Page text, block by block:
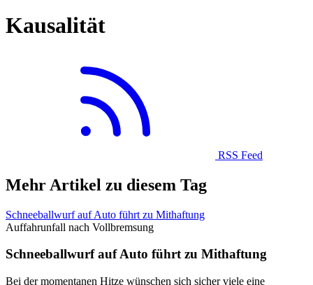
Kausalität
RSS Feed
Mehr Artikel zu diesem Tag
Schneeballwurf auf Auto führt zu Mithaftung
Auffahrunfall nach Vollbremsung
Schneeballwurf auf Auto führt zu Mithaftung
Bei der momentanen Hitze wünschen sich sicher viele eine